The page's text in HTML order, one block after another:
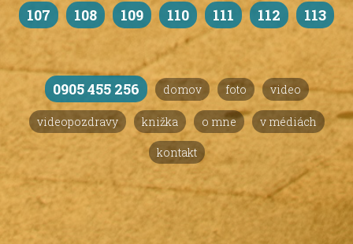
107
108 109 110 111 112 113
0905 455 256 domov foto video
videopozdravy knižka o mne v médiách
kontakt